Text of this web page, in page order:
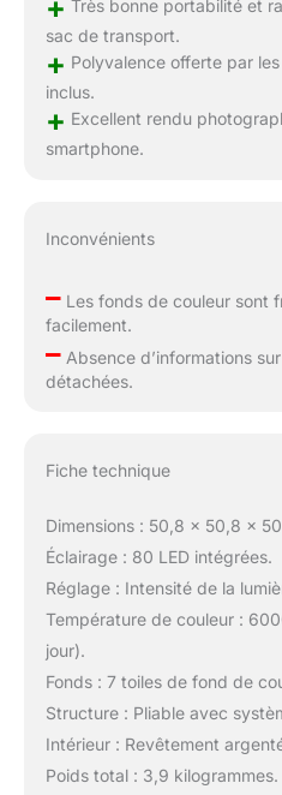
Très bonne portabilité et
sac de transport.
+ Polyvalence offerte par
inclus.
+ Excellent rendu
smartphone.
Inconvénients
–Les fonds de couleur sont
facilement.
–Absence d’informations
détachées.
Fiche technique
Dimensions : 50,8 x 50,8 x
Éclairage : 80 LED intégrées.
Réglage : Intensité de la
Température de couleur :
jour).
Fonds : 7 toiles de fond de
Structure : Pliable avec
Intérieur : Revêtement
Poids total : 3,9 kilogrammes.